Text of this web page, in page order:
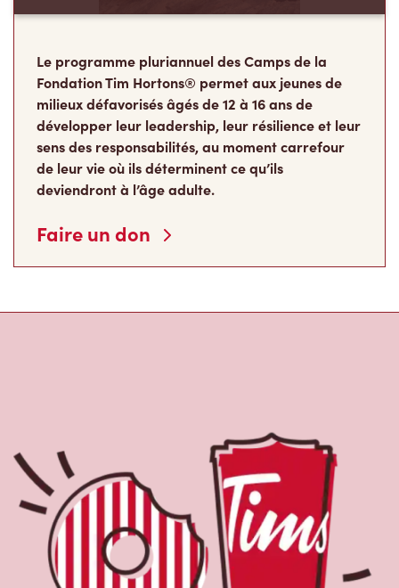
Le programme pluriannuel des Camps de la
milieux défavorisés âgés de 12 à 16 ans de
développer leur leadership, leur résilience et leur
sens des responsabilités, au moment carrefour
de leur vie où ils déterminent ce qu’ils
deviendront à l’âge adulte.
Faire un don